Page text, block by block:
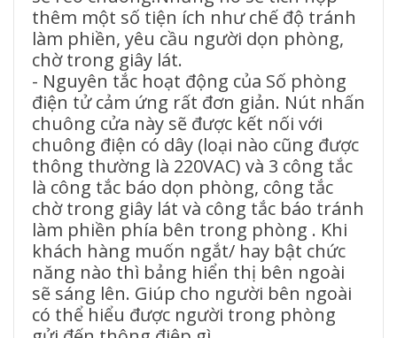
thêm một số tiện ích như chế độ tránh
làm phiền, yêu cầu người dọn phòng,
chờ trong giây lát.
- Nguyên tắc hoạt động của Số phòng
điện tử cảm ứng rất đơn giản. Nút nhấn
chuông cửa này sẽ được kết nối với
chuông điện có dây (loại nào cũng được
thông thường là 220VAC) và 3 công tắc
là công tắc báo dọn phòng, công tắc
chờ trong giây lát và công tắc báo tránh
làm phiền phía bên trong phòng . Khi
khách hàng muốn ngắt/ hay bật chức
năng nào thì bảng hiển thị bên ngoài
sẽ sáng lên. Giúp cho người bên ngoài
có thể hiểu được người trong phòng